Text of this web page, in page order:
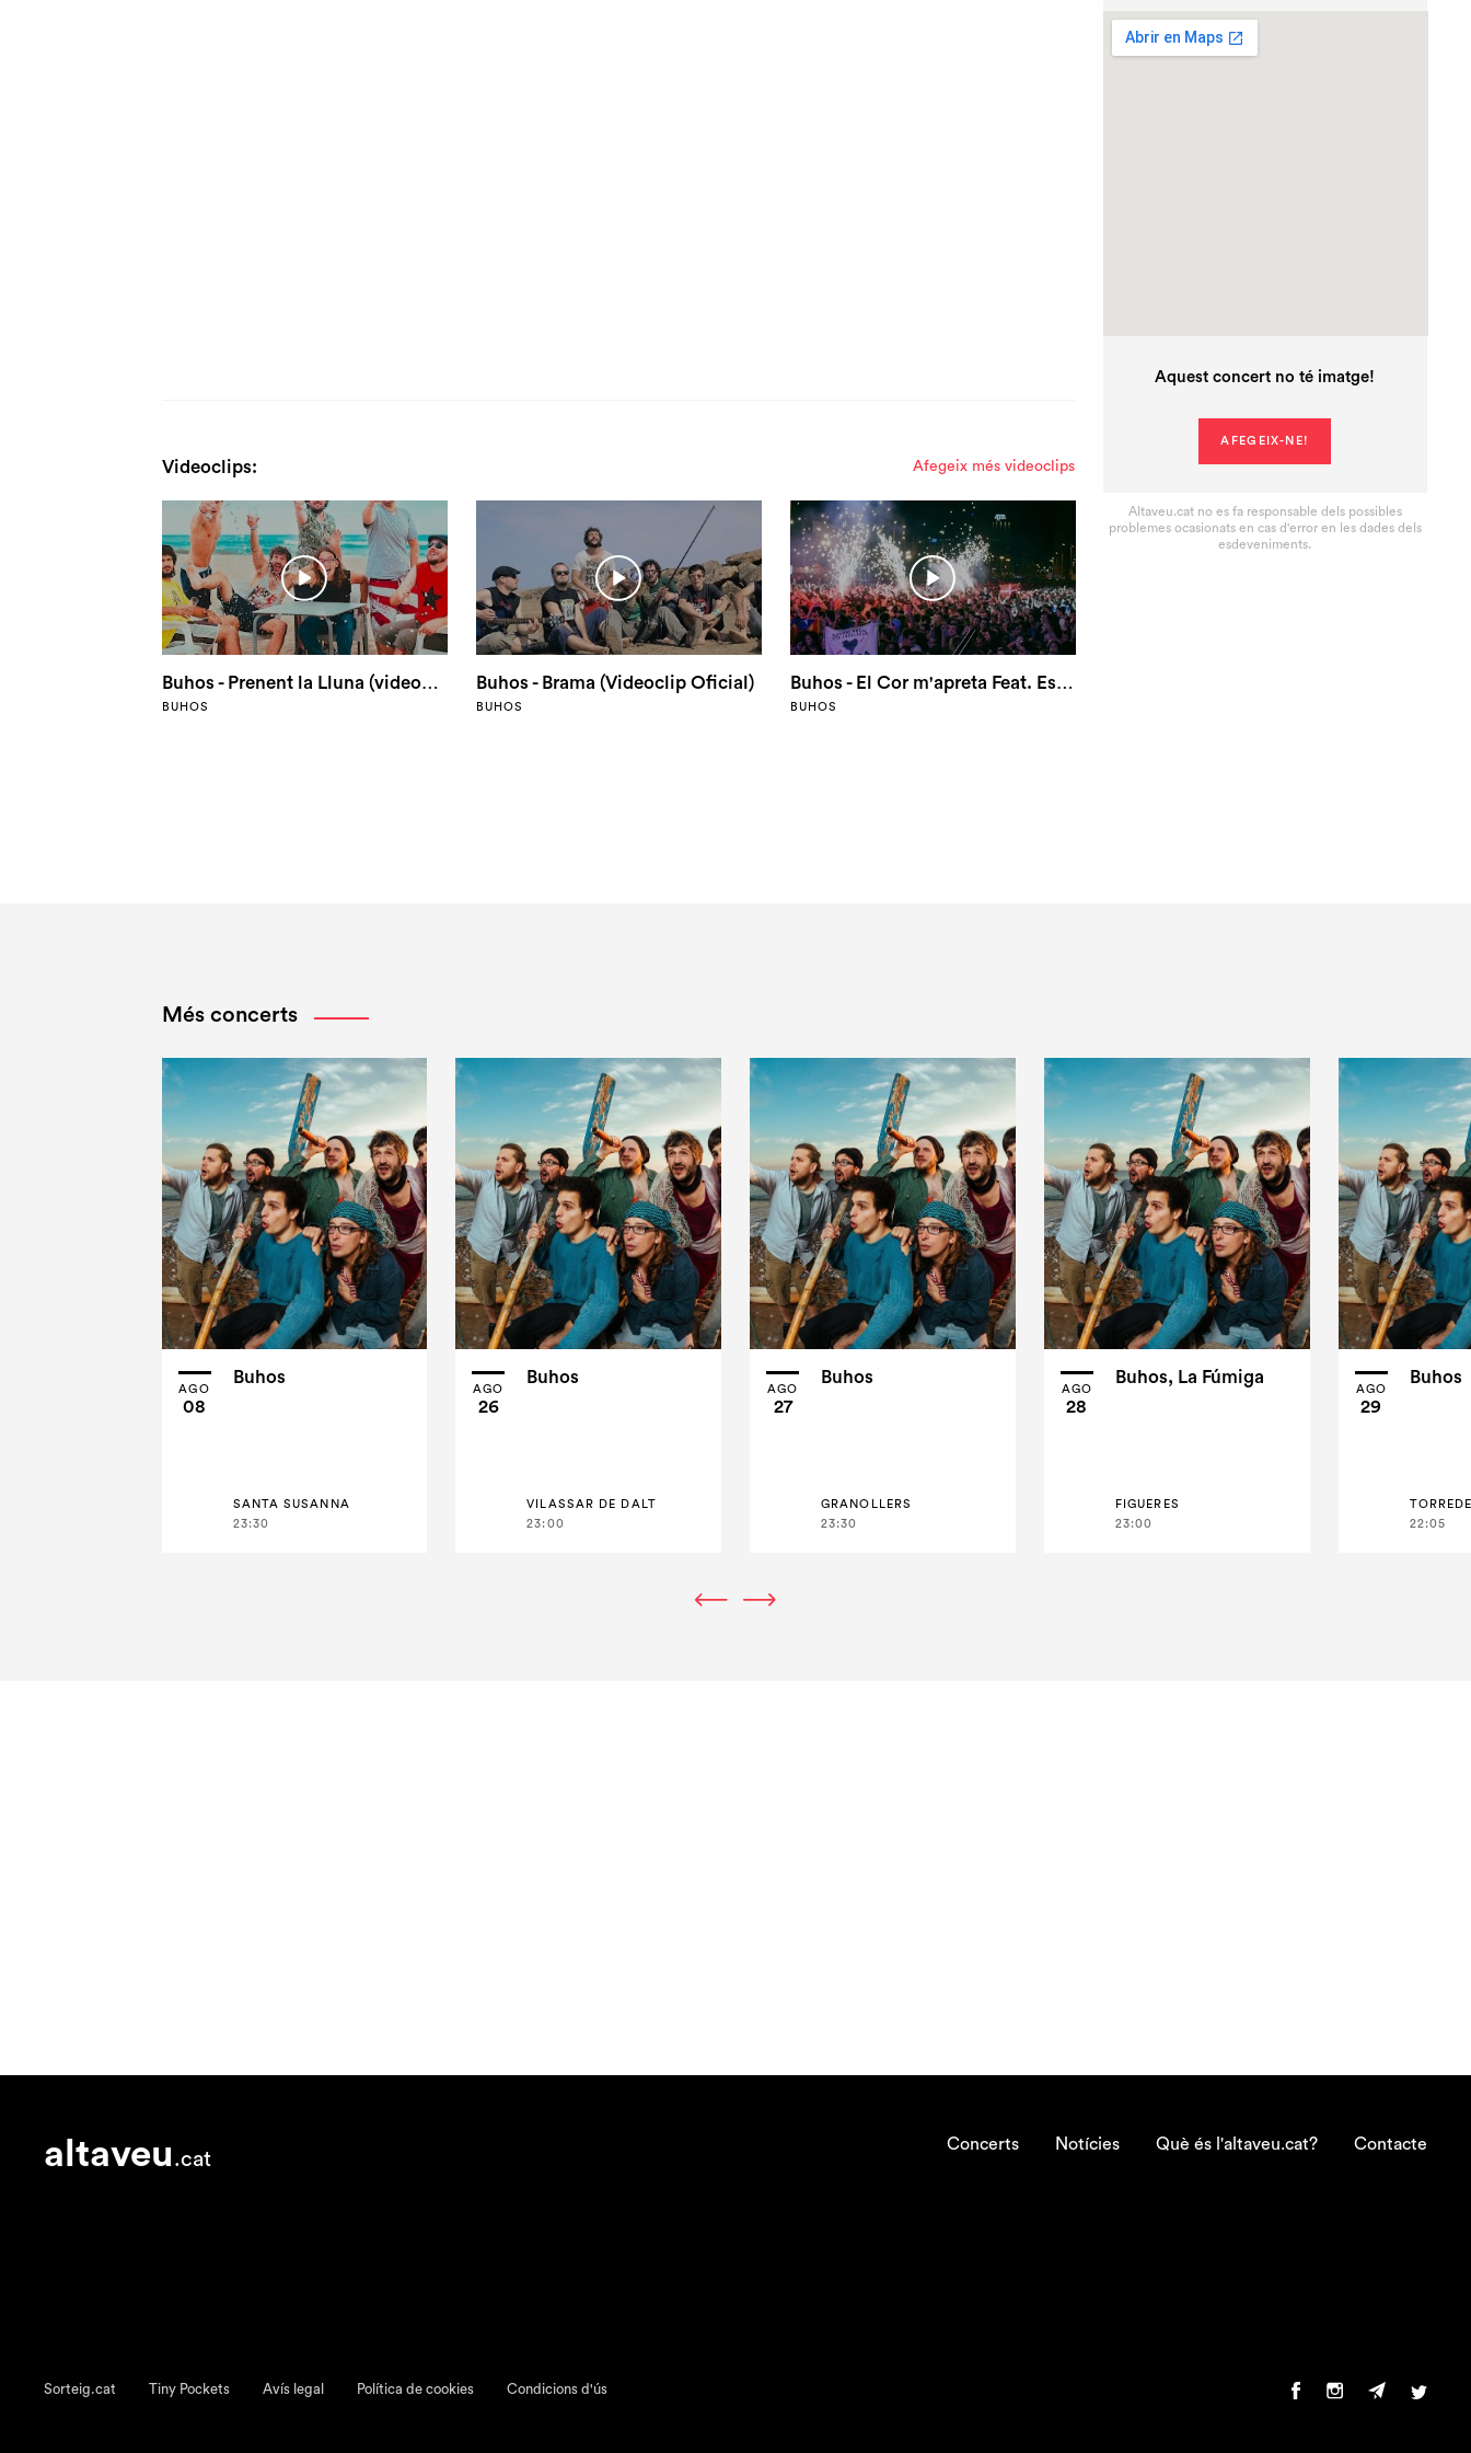
Videoclips: Afegeix més videoclips
Buhos - Prenent la Lluna (videoclip oficial)
BUHOS
Buhos - Brama (Videoclip Oficial)
BUHOS
Buhos - El Cor m'apreta Feat. Esne Beltza (videoclip oficial)
BUHOS
Aquest concert no té imatge!
AFEGEIX-NE!
Altaveu.cat no es fa responsable dels possibles
problemes ocasionats en cas d'error en les dades dels
esdeveniments.
Més concerts
AGO
08
Buhos
SANTA SUSANNA
23:30
AGO
26
Buhos
VILASSAR DE DALT
23:00
AGO
27
Buhos
GRANOLLERS
23:30
AGO
28
Buhos, La Fúmiga
FIGUERES
23:00
AGO
29
Buhos
22:05
altaveu.cat
Concerts Notícies Què és l'altaveu.cat? Contacte
Sorteig.cat Tiny Pockets Avís legal Política de cookies Condicions d'ús